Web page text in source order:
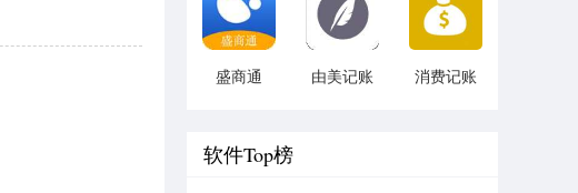
盛商通
由美记账
消费记账
软件Top榜